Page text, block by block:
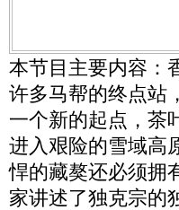
本节目主要内容：
许多马帮的终点站
一个新的起点，茶
进入艰险的雪域高
悍的藏獒还必须拥
家讲述了独克宗的